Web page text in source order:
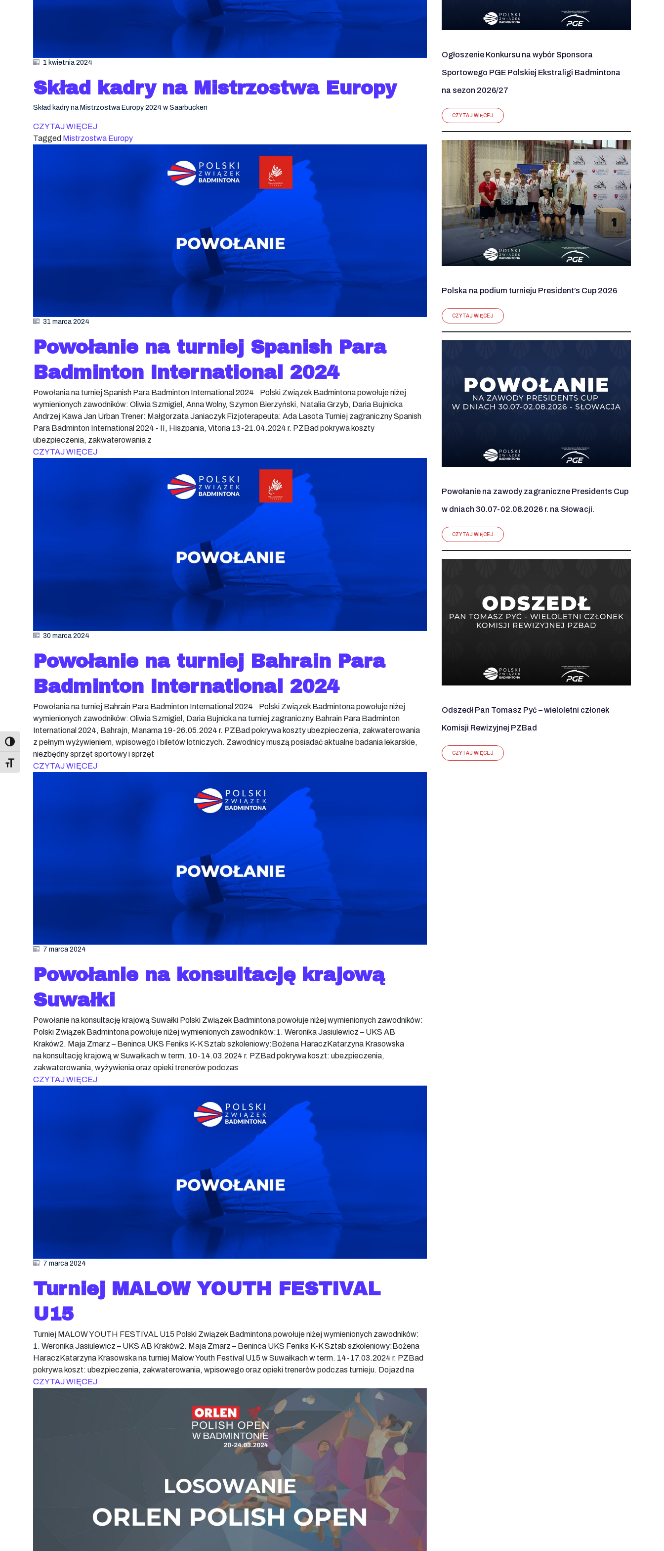
Toggle Font size
1 kwietnia 2024
Skład kadry na Mistrzostwa Europy
Skład kadry na Mistrzostwa Europy 2024 w Saarbucken
CZYTAJ WIĘCEJ
Tagged Mistrzostwa Europy
31 marca 2024
Powołanie na turniej Spanish Para
Badminton International 2024
Powołania na turniej Spanish Para Badminton International 2024 Polski Związek Badmintona powołuje niżej
wymienionych zawodników: Oliwia Szmigiel, Anna Wolny, Szymon Bierzyński, Natalia Grzyb, Daria Bujnicka
Andrzej Kawa Jan Urban Trener: Małgorzata Janiaczyk Fizjoterapeuta: Ada Lasota Turniej zagraniczny Spanish
Para Badminton International 2024 - II, Hiszpania, Vitoria 13-21.04.2024 r. PZBad pokrywa koszty
ubezpieczenia, zakwaterowania z
CZYTAJ WIĘCEJ
30 marca 2024
Powołanie na turniej Bahrain Para
Badminton International 2024
Powołania na turniej Bahrain Para Badminton International 2024 Polski Związek Badmintona powołuje niżej
wymienionych zawodników: Oliwia Szmigiel, Daria Bujnicka na turniej zagraniczny Bahrain Para Badminton
International 2024, Bahrajn, Manama 19-26.05.2024 r. PZBad pokrywa koszty ubezpieczenia, zakwaterowania
z pełnym wyżywieniem, wpisowego i biletów lotniczych. Zawodnicy muszą posiadać aktualne badania lekarskie,
niezbędny sprzęt sportowy i sprzęt
CZYTAJ WIĘCEJ
7 marca 2024
Powołanie na konsultację krajową
Suwałki
Powołanie na konsultację krajową Suwałki Polski Związek Badmintona powołuje niżej wymienionych zawodników:
Polski Związek Badmintona powołuje niżej wymienionych zawodników:1. Weronika Jasiulewicz – UKS AB
Kraków2. Maja Zmarz – Beninca UKS Feniks K-K Sztab szkoleniowy:Bożena HaraczKatarzyna Krasowska
na konsultację krajową w Suwałkach w term. 10-14.03.2024 r. PZBad pokrywa koszt: ubezpieczenia,
zakwaterowania, wyżywienia oraz opieki trenerów podczas
CZYTAJ WIĘCEJ
7 marca 2024
Turniej MALOW YOUTH FESTIVAL
U15
Turniej MALOW YOUTH FESTIVAL U15 Polski Związek Badmintona powołuje niżej wymienionych zawodników:
1. Weronika Jasiulewicz – UKS AB Kraków2. Maja Zmarz – Beninca UKS Feniks K-K Sztab szkoleniowy:Bożena
HaraczKatarzyna Krasowska na turniej Malow Youth Festival U15 w Suwałkach w term. 14-17.03.2024 r. PZBad
pokrywa koszt: ubezpieczenia, zakwaterowania, wpisowego oraz opieki trenerów podczas turnieju. Dojazd na
CZYTAJ WIĘCEJ
Ogłoszenie Konkursu na wybór Sponsora
Sportowego PGE Polskiej Ekstraligi Badmintona
na sezon 2026/27
CZYTAJ WIĘCEJ
Polska na podium turnieju President’s Cup 2026
CZYTAJ WIĘCEJ
Powołanie na zawody zagraniczne Presidents Cup
w dniach 30.07-02.08.2026 r. na Słowacji.
CZYTAJ WIĘCEJ
Odszedł Pan Tomasz Pyć – wieloletni członek
Komisji Rewizyjnej PZBad
CZYTAJ WIĘCEJ